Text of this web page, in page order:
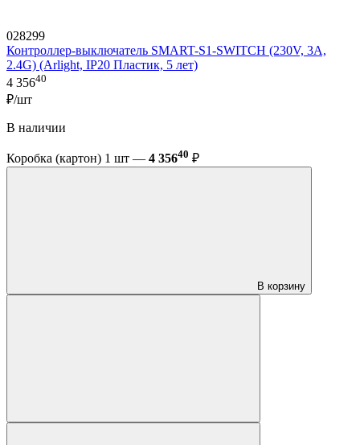
028299
Контроллер-выключатель SMART-S1-SWITCH (230V, 3A,
2.4G) (Arlight, IP20 Пластик, 5 лет)
4 35640
₽/шт
В наличии
Коробка (картон) 1 шт — 4 35640 ₽
В корзину